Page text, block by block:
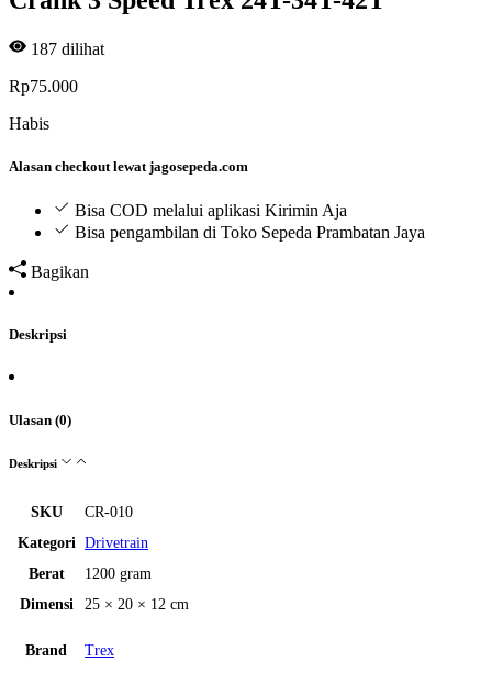
187 dilihat
Rp75.000
Habis
Alasan checkout lewat jagosepeda.com
Bisa COD melalui aplikasi Kirimin Aja
Bisa pengambilan di Toko Sepeda Prambatan Jaya
Bagikan
Deskripsi
Ulasan (0)
Deskripsi
SKU
CR-010
Kategori Drivetrain
Berat
1200 gram
Dimensi
25 × 20 × 12 cm
Brand Trex